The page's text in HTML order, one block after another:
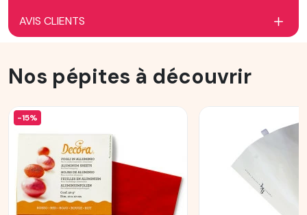
AVIS CLIENTS
Nos pépites à découvrir
-15%